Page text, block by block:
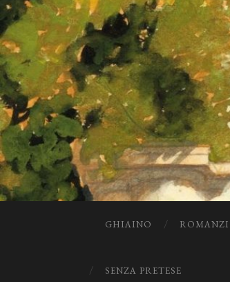
GHIAINO ROMANZI
SENZA PRETESE